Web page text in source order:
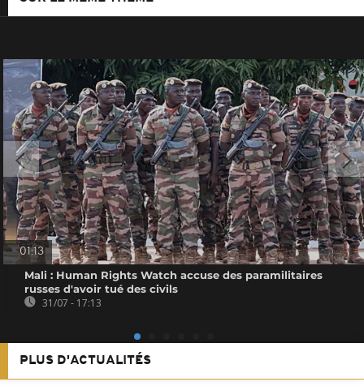
01:13
Mali : Human Rights Watch accuse des paramilitaires
russes d'avoir tué des civils
31/07 - 17:13
PLUS D'ACTUALITÉS